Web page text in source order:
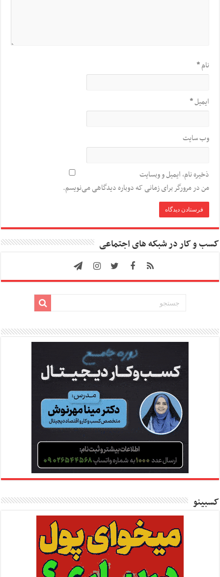
نام*
ایمیل*
وب‌ سایت
ذخیره نام، ایمیل و وبسایت
من در مرورگر برای زمانی که دوباره دیدگاهی می‌نویسم.
کسب و کار در شبکه های اجتماعی
کسبینو